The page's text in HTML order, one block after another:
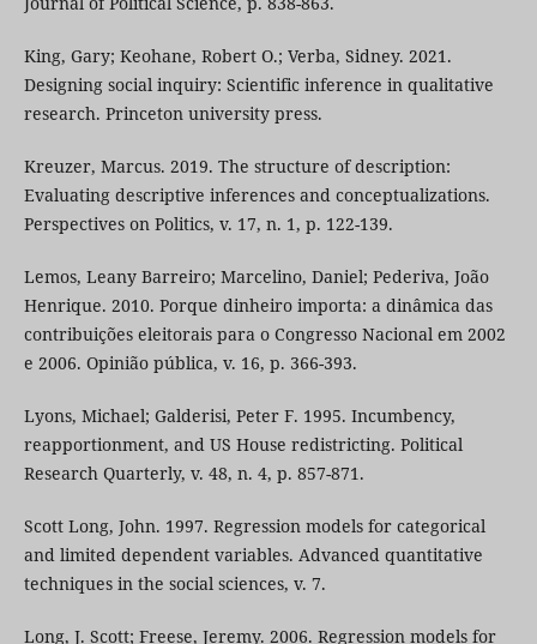
King, Gary; Keohane, Robert O.; Verba, Sidney. 2021.
Designing social inquiry: Scientific inference in qualitative
research. Princeton university press.
Kreuzer, Marcus. 2019. The structure of description:
Evaluating descriptive inferences and conceptualizations.
Perspectives on Politics, v. 17, n. 1, p. 122-139.
Lemos, Leany Barreiro; Marcelino, Daniel; Pederiva, João
Henrique. 2010. Porque dinheiro importa: a dinâmica das
contribuições eleitorais para o Congresso Nacional em 2002
e 2006. Opinião pública, v. 16, p. 366-393.
Lyons, Michael; Galderisi, Peter F. 1995. Incumbency,
reapportionment, and US House redistricting. Political
Research Quarterly, v. 48, n. 4, p. 857-871.
Scott Long, John. 1997. Regression models for categorical
and limited dependent variables. Advanced quantitative
techniques in the social sciences, v. 7.
Long, J. Scott; Freese, Jeremy. 2006. Regression models for